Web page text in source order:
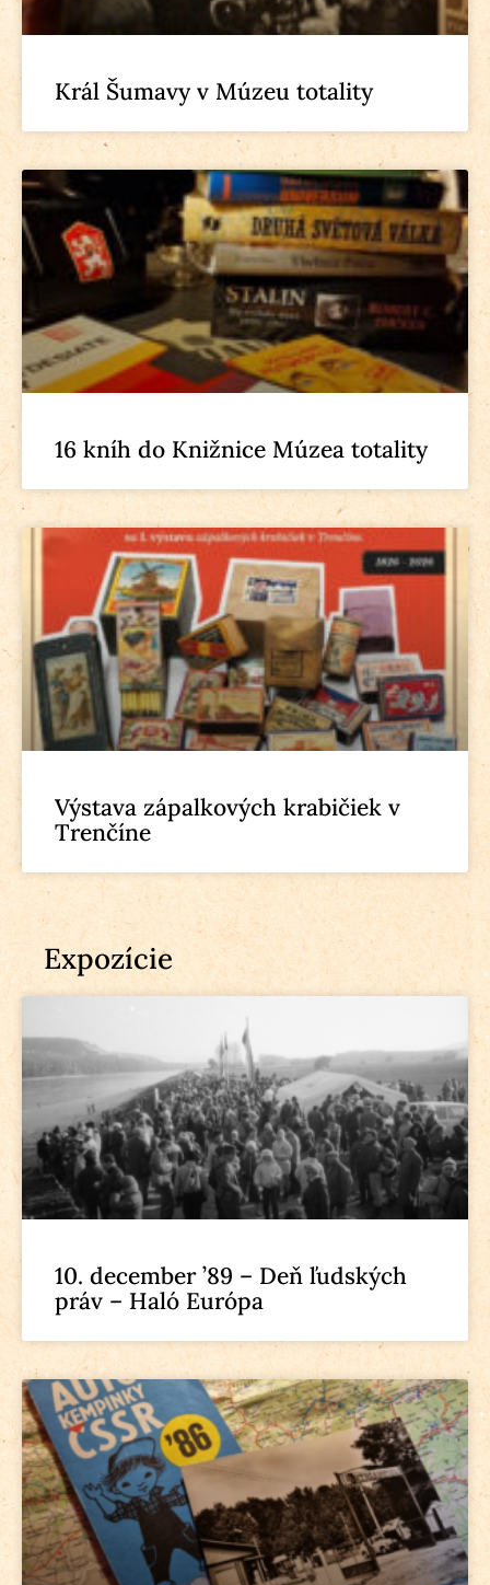
Král Šumavy v Múzeu totality
16 kníh do Knižnice Múzea totality
Výstava zápalkových krabičiek v
Trenčíne
Expozície
10. december ’89 – Deň ľudských
práv – Haló Európa